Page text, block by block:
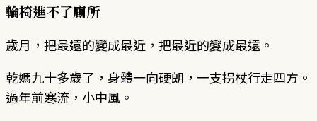
輪椅進不了廁所
歲月，把最遠的變成最近，把最近的變成最遠。
乾媽九十多歲了，身體一向硬朗，一支拐杖行走四方。
過年前寒流，小中風。